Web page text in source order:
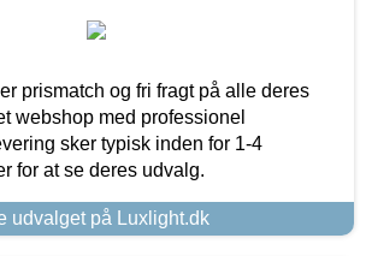
prismatch og fri fragt på alle deres
webshop med professionel
sker typisk inden for 1-4
for at se deres udvalg.
udvalget på Luxlight.dk